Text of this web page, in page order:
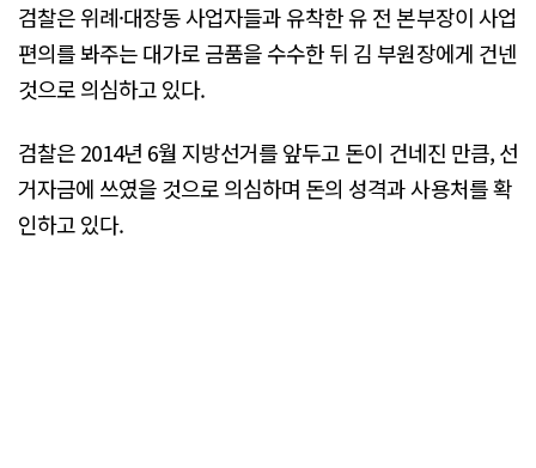
검찰은 위례·대장동 사업자들과 유착한 유 전 본부장이 사업
편의를 봐주는 대가로 금품을 수수한 뒤 김 부원장에게 건넨
것으로 의심하고 있다.
검찰은 2014년 6월 지방선거를 앞두고 돈이 건네진 만큼, 선
거자금에 쓰였을 것으로 의심하며 돈의 성격과 사용처를 확
인하고 있다.